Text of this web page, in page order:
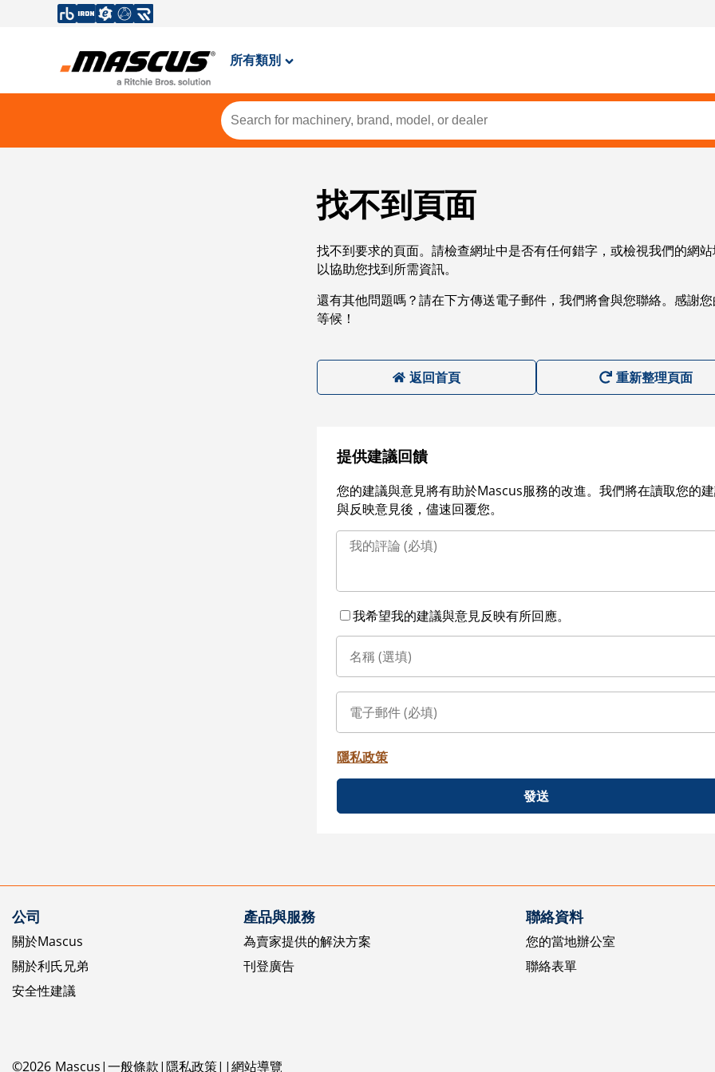
所有類別
找不到頁面
找不到要求的頁面。請檢查網址中是否有任何錯字，或檢視我們的網
以協助您找到所需資訊。
還有其他問題嗎？請在下方傳送電子郵件，我們將會與您聯絡。感謝
等候！
返回首頁 重新整理頁面
提供建議回饋
您的建議與意見將有助於Mascus服務的改進。我們將在讀取您的
與反映意見後，儘速回覆您。
我希望我的建議與意見反映有所回應。
隱私政策
發送
公司
關於Mascus
關於利氏兄弟
安全性建議
產品與服務
為賣家提供的解決方案
刊登廣告
聯絡資料
您的當地辦公室
聯絡表單
©2026 Mascus 一般條款 隱私政策 網站導覽